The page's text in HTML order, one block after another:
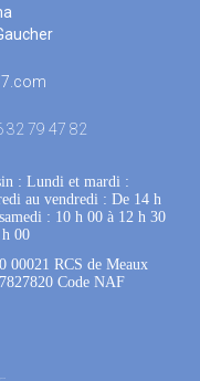
32 79 47 82
: Lundi et mardi :
au vendredi : De 14 h
: 10 h 00 à 12 h 30
00
00021 RCS de Meaux
Code NAF